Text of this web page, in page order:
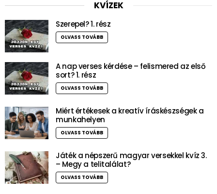
KVÍZEK
Szerepel? 1. rész
OLVASS TOVÁBB
A nap verses kérdése – felismered az első
sort? 1. rész
OLVASS TOVÁBB
Miért értékesek a kreatív íráskészségek a
munkahelyen
OLVASS TOVÁBB
Játék a népszerű magyar versekkel kvíz 3.
– Megy a telitalálat?
OLVASS TOVÁBB